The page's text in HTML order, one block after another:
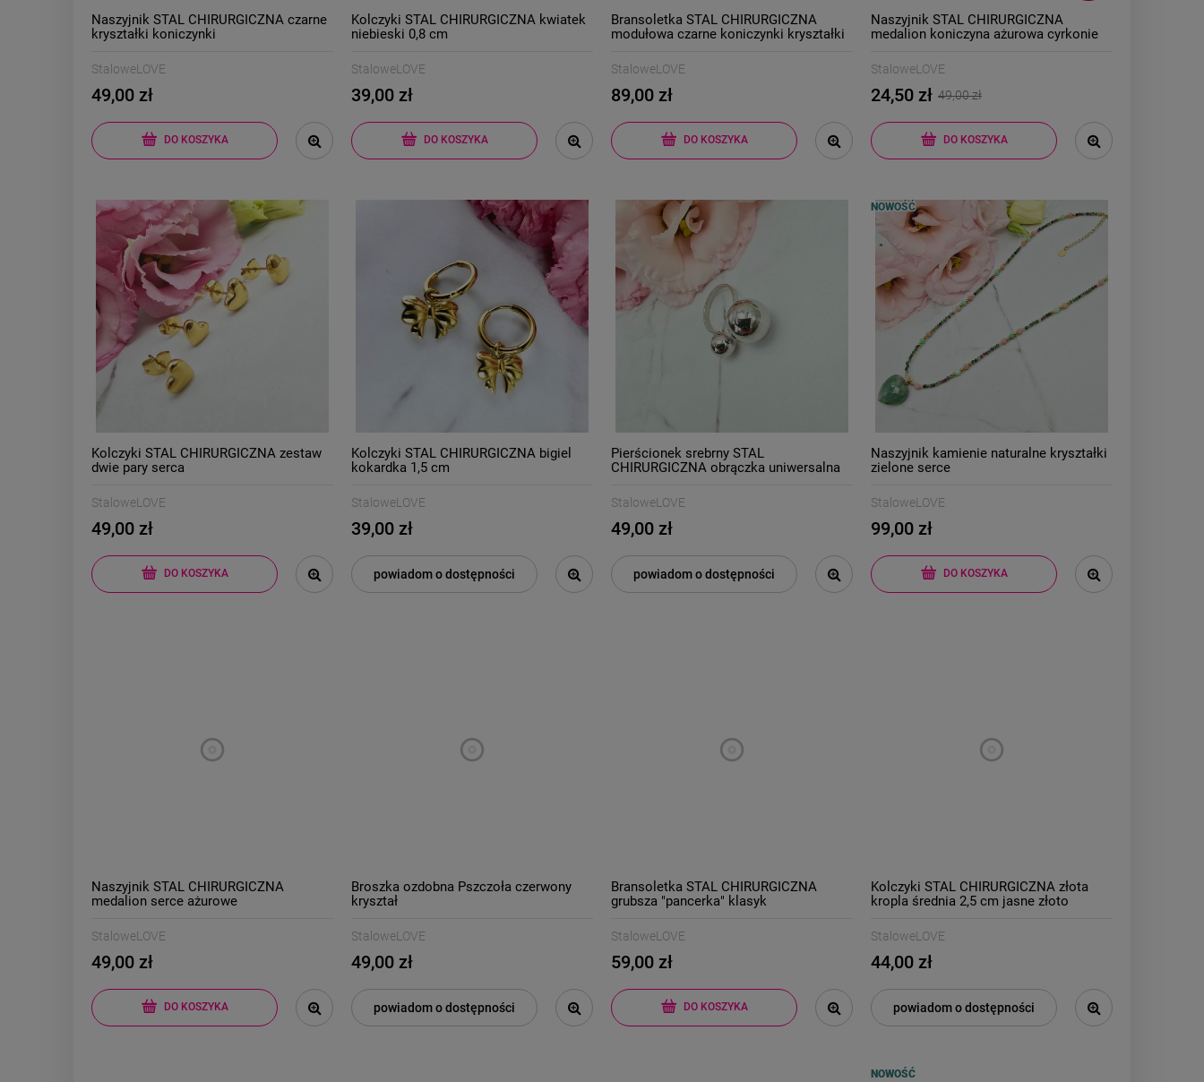
Naszyjnik STAL CHIRURGICZNA czarne
kryształki koniczynki
StaloweLOVE
49,00 zł
DO KOSZYKA
Kolczyki STAL CHIRURGICZNA kwiatek
niebieski 0,8 cm
StaloweLOVE
39,00 zł
DO KOSZYKA
Bransoletka STAL CHIRURGICZNA
modułowa czarne koniczynki kryształki
StaloweLOVE
89,00 zł
DO KOSZYKA
Naszyjnik STAL CHIRURGICZNA
medalion koniczyna ażurowa cyrkonie
StaloweLOVE
24,50 zł 49,00 zł
DO KOSZYKA
Kolczyki STAL CHIRURGICZNA zestaw
dwie pary serca
StaloweLOVE
49,00 zł
DO KOSZYKA
Kolczyki STAL CHIRURGICZNA bigiel
kokardka 1,5 cm
StaloweLOVE
39,00 zł
powiadom o dostępności
Pierścionek srebrny STAL
CHIRURGICZNA obrączka uniwersalna
StaloweLOVE
49,00 zł
powiadom o dostępności
Naszyjnik kamienie naturalne kryształki
zielone serce
StaloweLOVE
99,00 zł
DO KOSZYKA
NOWOŚĆ
Naszyjnik STAL CHIRURGICZNA
medalion serce ażurowe
StaloweLOVE
49,00 zł
DO KOSZYKA
Broszka ozdobna Pszczoła czerwony
kryształ
StaloweLOVE
49,00 zł
powiadom o dostępności
Bransoletka STAL CHIRURGICZNA
grubsza "pancerka" klasyk
StaloweLOVE
59,00 zł
DO KOSZYKA
Kolczyki STAL CHIRURGICZNA złota
kropla średnia 2,5 cm jasne złoto
StaloweLOVE
44,00 zł
powiadom o dostępności
NOWOŚĆ